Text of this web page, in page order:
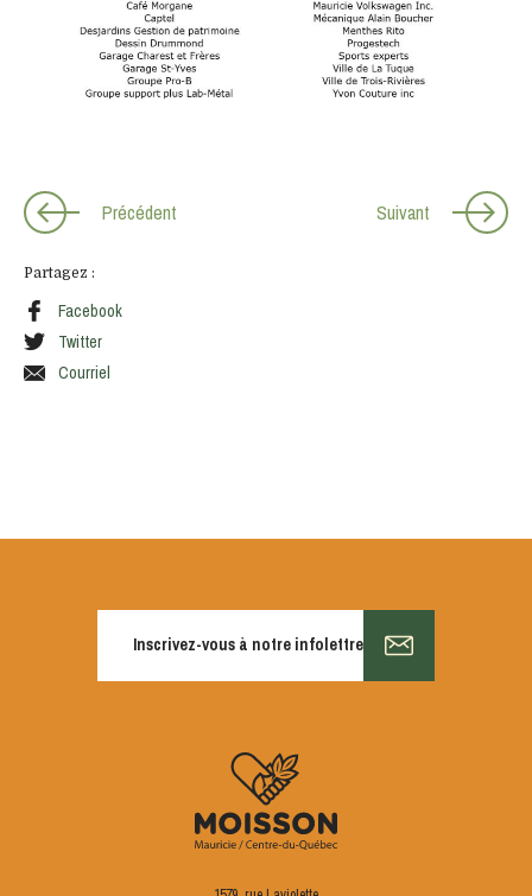
Précédent
Partagez :
Facebook
Twitter
Courriel
Suivant
Inscrivez-vous à notre infolettre